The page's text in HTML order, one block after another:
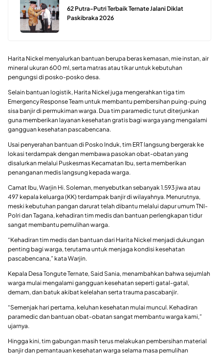
62 Putra-Putri Terbaik Ternate Jalani Diklat
Paskibraka 2026
Harita Nickel menyalurkan bantuan berupa beras kemasan, mie instan, air
mineral ukuran 600 ml, serta matras atau tikar untuk kebutuhan
pengungsi di posko-posko desa.
Selain bantuan logistik, Harita Nickel juga mengerahkan tiga tim
Emergency Response Team untuk membantu pembersihan puing-puing
sisa banjir di permukiman warga. Dua tim paramedic turut diterjunkan
guna memberikan layanan kesehatan gratis bagi warga yang mengalami
gangguan kesehatan pascabencana.
Usai penyerahan bantuan di Posko Induk, tim ERT langsung bergerak ke
lokasi terdampak dengan membawa pasokan obat-obatan yang
disalurkan melalui Puskesmas Kecamatan Ibu, serta memberikan
penanganan medis langsung kepada warga.
Camat Ibu, Warjin Hi. Soleman, menyebutkan sebanyak 1.593 jiwa atau
497 kepala keluarga (KK) terdampak banjir di wilayahnya. Menurutnya,
meski kebutuhan pangan darurat telah dibantu melalui dapur umum TNI-
Polri dan Tagana, kehadiran tim medis dan bantuan perlengkapan tidur
sangat membantu pemulihan warga.
“Kehadiran tim medis dan bantuan dari Harita Nickel menjadi dukungan
penting bagi warga, terutama untuk menjaga kondisi kesehatan
pascabencana,” kata Warjin.
Kepala Desa Tongute Ternate, Said Sania, menambahkan bahwa sejumlah
warga mulai mengalami gangguan kesehatan seperti gatal-gatal,
demam, dan batuk akibat kelelahan serta trauma pascabanjir.
“Semenjak hari pertama, keluhan kesehatan mulai muncul. Kehadiran
paramedic dan bantuan obat-obatan sangat membantu warga kami,”
ujarnya.
Hingga kini, tim gabungan masih terus melakukan pembersihan material
banjir dan pemantauan kesehatan warga selama masa pemulihan